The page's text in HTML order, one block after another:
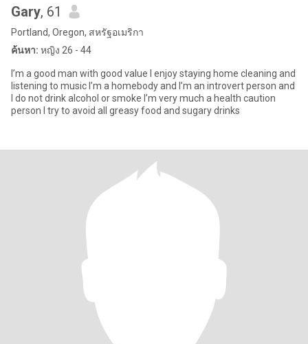
Gary, 61
Portland, Oregon, สหรัฐอเมริกา
ค้นหา: หญิง 26 - 44
I’m a good man with good value I enjoy staying home cleaning and
listening to music I’m a homebody and I’m an introvert person and
I do not drink alcohol or smoke I’m very much a health caution
person I try to avoid all greasy food and sugary drinks